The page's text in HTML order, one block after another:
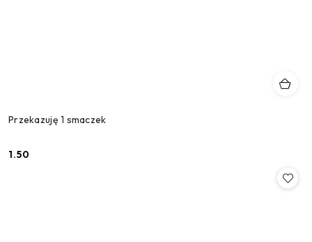
Przekazuję 1 smaczek
Cena:
1.50